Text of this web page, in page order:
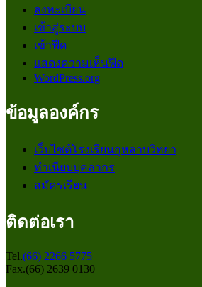
ลงทะเบียน
เข้าสู่ระบบ
เข้าฟีด
แสดงความเห็นฟีด
WordPress.org
ข้อมูลองค์กร
เว็บไซต์โรงเรียนกุหลาบวิทยา
ทำเนียบบุคลากร
สมัครเรียน
ติดต่อเรา
Tel.(66) 2266 5775
Fax.(66) 2639 0130